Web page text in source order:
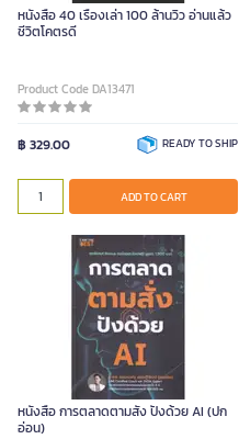
หนังสือ 40 เรื่องเล่า 100 ล้านวิว อ่านแล้ว
ชีวิตโคตรดี
Product Code DA13471
฿ 329.00 READY TO SHIP
ADD TO CART
หนังสือ การตลาดตามสั่ง ปังด้วย AI (ปก
อ่อน)